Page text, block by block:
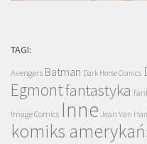
TAGI:
Avengers Batman Dark Horse Comics
Egmontfantastyka
Image Comics Inne Jean Van
komiks